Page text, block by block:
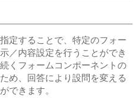
定することで、特定のフォー
／内容設定を行うことができ
くフォームコンポーネントの
め、回答により設問を変える
できます。